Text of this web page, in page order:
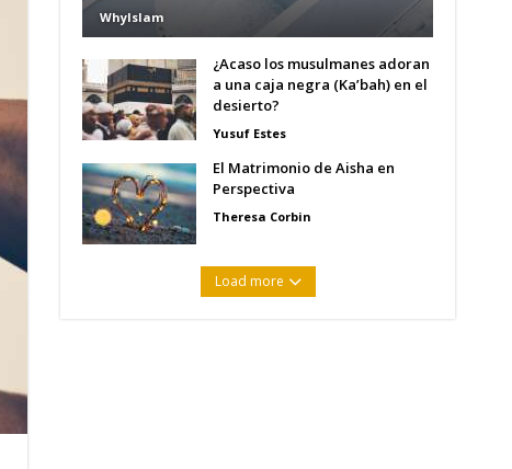
WhyIslam
¿Acaso los musulmanes adoran
a una caja negra (Ka’bah) en el
desierto?
Yusuf Estes
El Matrimonio de Aisha en
Perspectiva
Theresa Corbin
Load more